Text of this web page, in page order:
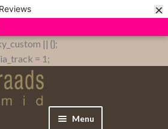
Reviews ×
|| {};
= 1;
Menu